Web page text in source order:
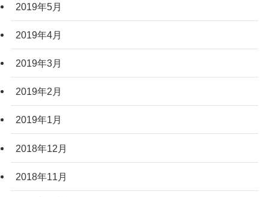
2019年5月
2019年4月
2019年3月
2019年2月
2019年1月
2018年12月
2018年11月